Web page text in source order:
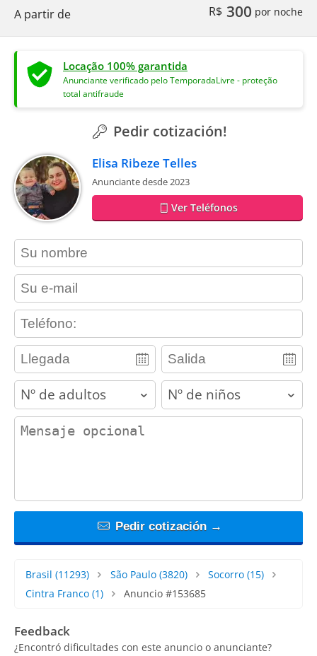
A partir de R$ 300 por noche
Locação 100% garantida
Anunciante verificado pelo TemporadaLivre - proteção
total antifraude
Pedir cotización!
Elisa Ribeze Telles
Anunciante desde 2023
Ver Teléfonos
contact_name
contact_email
contact_phone
adults children
contact_message
Pedir cotización →
Brasil (11293) São Paulo(3820) Socorro (15)
Cintra Franco (1) Anuncio #153685
Feedback
¿Encontró dificultades con este anuncio o anunciante?